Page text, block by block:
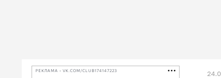
РЕКЛАМА • VK.COM/CLUB174147223